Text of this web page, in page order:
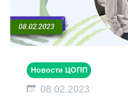
Новости ЦОПП
08.02.2023